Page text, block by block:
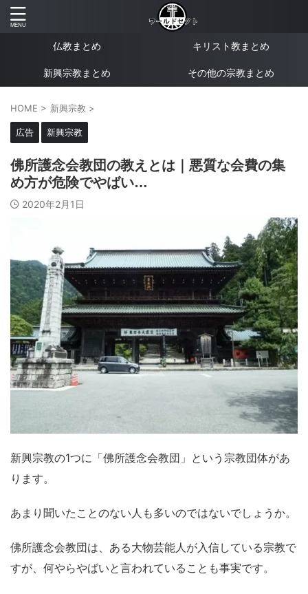
仏教まとめ キリスト教まとめ
新興宗教まとめ その他の宗教まとめ
HOME > 新興宗教 >
広告 新興宗教
佛所護念会教団の教えとは｜悪質な会費の集
め方が危険でやばい…
2020年2月1日
新興宗教の1つに「佛所護念会教団」という宗教団体があ
ります。
あまり聞いたことのない人も多いのではないでしょうか。
佛所護念会教団は、ある大物芸能人が入信している宗教で
すが、何やらやばいと言われていることも事実です。